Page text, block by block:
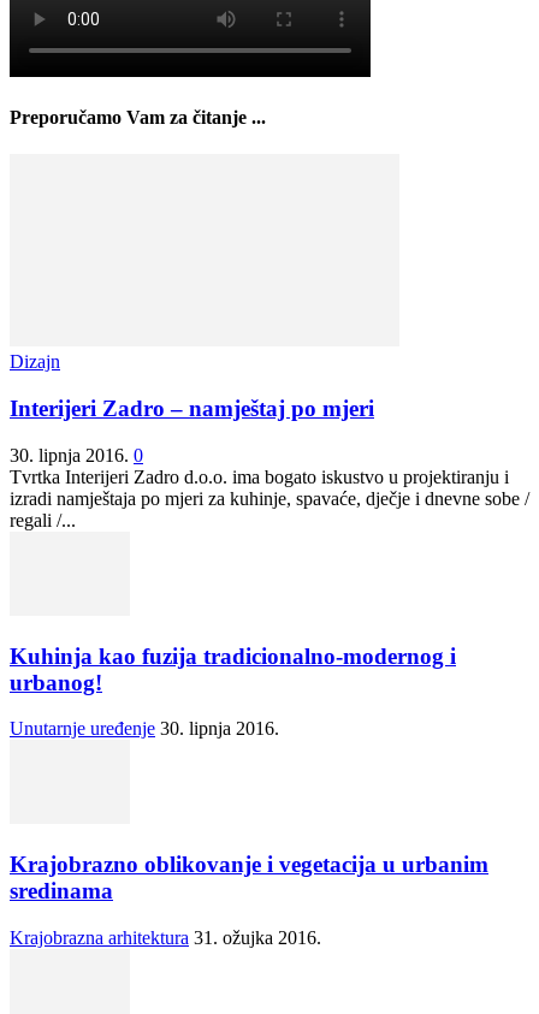
Preporučamo Vam za čitanje ...
Dizajn
Interijeri Zadro – namještaj po mjeri
30. lipnja 2016. 0
Tvrtka Interijeri Zadro d.o.o. ima bogato iskustvo u projektiranju i
izradi namještaja po mjeri za kuhinje, spavaće, dječje i dnevne sobe /
regali /...
Kuhinja kao fuzija tradicionalno-modernog i
urbanog!
Unutarnje uređenje 30. lipnja 2016.
Krajobrazno oblikovanje i vegetacija u urbanim
sredinama
Krajobrazna arhitektura 31. ožujka 2016.